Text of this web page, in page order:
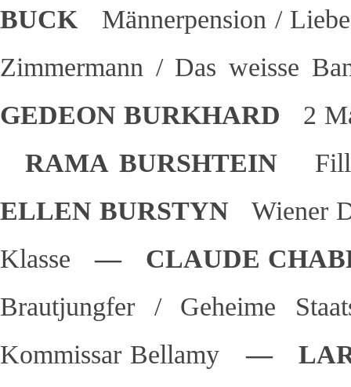
BUCK Männerpension /
Zimmermann / Das weisse
GEDEON BURKHARD 2
RAMA BURSHTEIN
ELLEN BURSTYNWiener
Klasse
— CLAUDE
Brautjungfer / Geheime
Kommissar Bellamy
—